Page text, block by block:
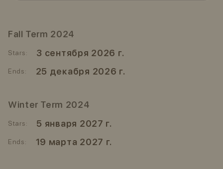
Fall Term 2024
Stars: 3 сентября 2026 г.
Ends: 25 декабря 2026 г.
Winter Term 2024
Stars: 5 января 2027 г.
Ends: 19 марта 2027 г.